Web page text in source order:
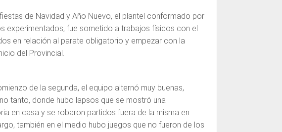
de Navidad y Año Nuevo, el plantel conformado por
experimentados, fue sometido a trabajos físicos con el
en relación al parate obligatorio y empezar con la
del Provincial.
de la segunda, el equipo alternó muy buenas,
tanto, donde hubo lapsos que se mostró una
en casa y se robaron partidos fuera de la misma en
también en el medio hubo juegos que no fueron de los